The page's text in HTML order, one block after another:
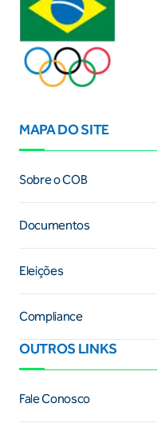
MAPA DO SITE
Sobre o COB
Documentos
Eleições
Compliance
OUTROS LINKS
Fale Conosco